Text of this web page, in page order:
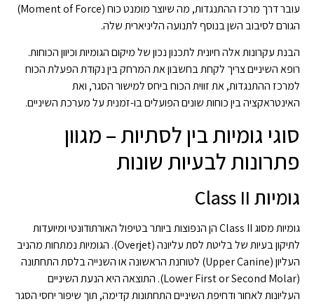
עובר דרך מרכז ההתנגדות, מה שיוצר מומנט כוח (Moment of Force)
הגורם לסיבוב השן בנוסף לתנועה הליניארית שלה.
הבנת עקרונות אלה חיונית לתכנון נכון של מיקום הגומיות וכיוון הכוחות.
רופא השיניים צריך לקחת בחשבון את המרחק בין נקודת הפעלת הכוח
למרכז ההתנגדות, את זווית הכוח ביחס למישור הסגר, ואת
האינטראקציה בין כוחות שונים הפועלים בו-זמנית על מערכת השיניים.
סוגי גומיות בין לסתיות – מגוון
פתרונות לבעיות שונות
גומיות Class II
גומיות מסוג Class II הן הנפוצות ביותר בטיפול האורתודונטי ומיועדות
לתיקון בעיות של בליטת לסת עליונה (Overjet). הגומיות נמתחות מהניב
העליון (Upper Canine) לטוחנת הראשונה או השנייה בלסת התחתונה
(Lower First or Second Molar). התוצאה היא הנעת השיניים
העליונות לאחור ודחיפת השיניים התחתונות קדימה, תוך שיפור יחסי הסגר